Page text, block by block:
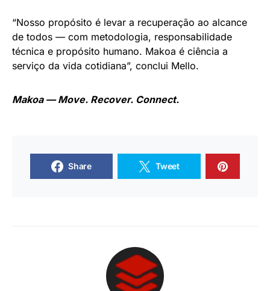
“Nosso propósito é levar a recuperação ao alcance
de todos — com metodologia, responsabilidade
técnica e propósito humano. Makoa é ciência a
serviço da vida cotidiana”, conclui Mello.
Makoa — Move. Recover. Connect.
Share Tweet